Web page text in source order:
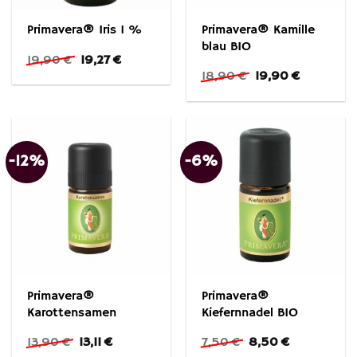
Primavera® Iris 1 %
19,90€ Ursprünglicher
Preis
war:
19,27€
ist:
Primavera® Kamille
blau BIO
18,90€ Ursprünglicher
war:
19,90€
ist:
-12%
Primavera®
Karottensamen
13,90€ Ursprünglicher
13,11€
-6%
Primavera®
Kiefernnadel BIO
7,50€ Ursprünglicher
8,50€